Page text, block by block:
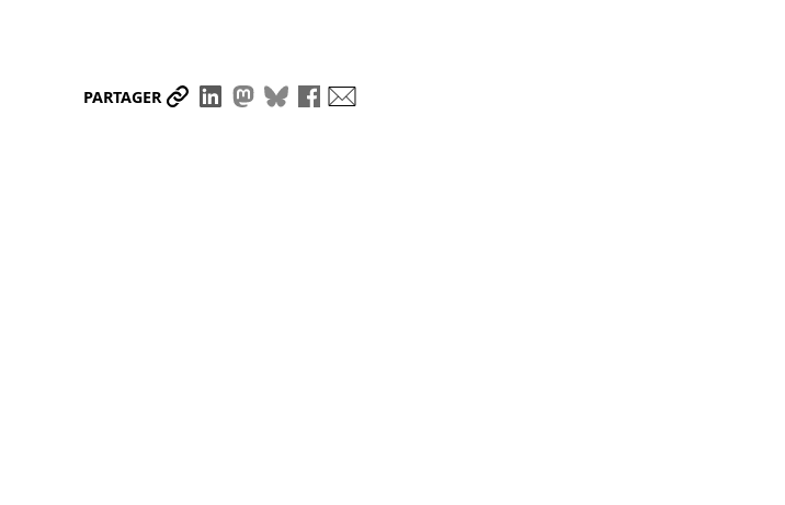
PARTAGER Partager le lien
Partager sur LinkedIn
Partager sur Mastodon
Partager sur Bluesky
Partager sur Facebook